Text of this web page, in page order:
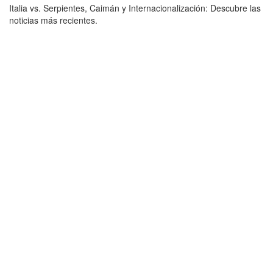
Italia vs. Serpientes, Caimán y Internacionalización: Descubre las
noticias más recientes.